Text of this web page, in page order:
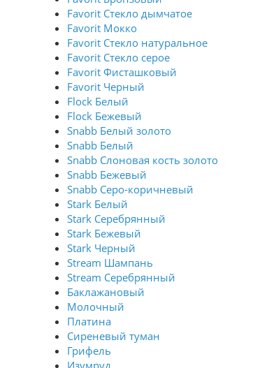
Favorit Стекло дымчатое
Favorit Мокко
Favorit Стекло натуральное
Favorit Стекло серое
Favorit Фисташковый
Favorit Черный
Flock Белый
Flock Бежевый
Snabb Белый золото
Snabb Белый
Snabb Слоновая кость золото
Snabb Бежевый
Snabb Серо-коричневый
Stark Белый
Stark Серебрянный
Stark Бежевый
Stark Черный
Stream Шампань
Stream Серебрянный
Баклажановый
Молочный
Платина
Сиреневый туман
Грифель
Изумруд